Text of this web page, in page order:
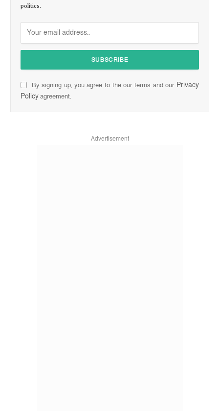
politics.
By signing up, you agree to the our terms and our Privacy
Policyagreement.
Advertisement